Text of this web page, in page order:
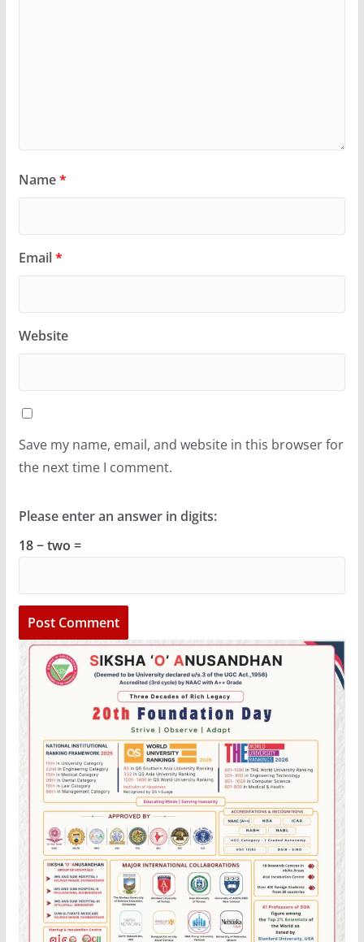
Name*
Email*
Website
Save my name, email, and website in this browser for
the next time I comment.
Please enter an answer in digits:
18 − two =